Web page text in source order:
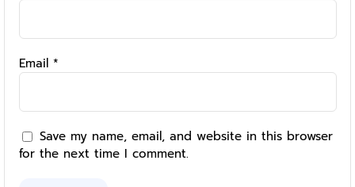
Email *
Save my name, email, and website in this browser
for the next time I comment.